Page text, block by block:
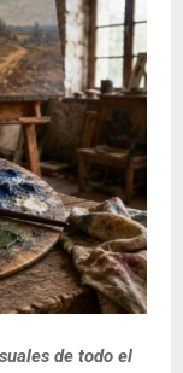
de todo el